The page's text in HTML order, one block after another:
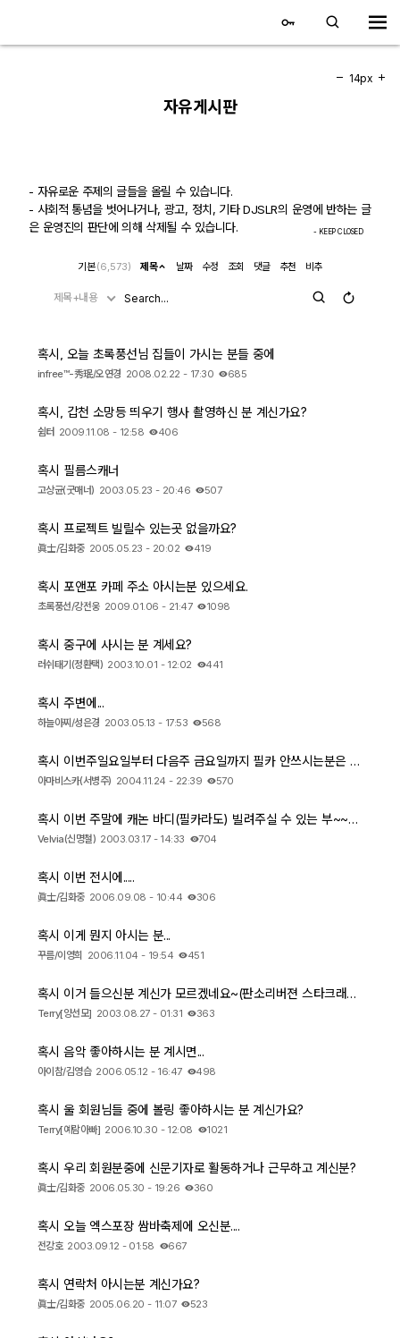
추천 갤러리
전시회 갤러리
오프라인
정보 / 강좌
질문 / 답변
가입인사
출사 정보
출사 소식
출사 여행기
맛집 / 멋집
운영 참여/제안
사이트/홈페이지 소개
자유게시판
14px
- 자유로운 주제의 글들을 올릴 수 있습니다.
- 사회적 통념을 벗어나거나, 광고, 정치, 기타 DJSLR의 운영에 반하는 글
은 운영진의 판단에 의해 삭제될 수 있습니다.
- KEEP CLOSED
기본(6,573) 제목 날짜 수정 조회 댓글 추천 비추
제목+내용
혹시, 오늘 초록풍선님 집들이 가시는 분들 중에
infree™-秀珉/오연경 2008.02.22 - 17:30 685
혹시, 갑천 소망등 띄우기 행사 촬영하신 분 계신가요?
쉼터 2009.11.08 - 12:58 406
혹시 필름스캐너
고상균(굿매너) 2003.05.23 - 20:46 507
혹시 프로젝트 빌릴수 있는곳 없을까요?
眞士/김화중 2005.05.23 - 20:02 419
혹시 포앤포 카페 주소 아시는분 있으세요.
초록풍선/강전웅 2009.01.06 - 21:47 1098
혹시 중구에 사시는 분 계세요?
러쉬태기(정환택) 2003.10.01 - 12:02 441
혹시 주변에...
하늘아찌/성은경 2003.05.13 - 17:53 568
혹시 이번주일요일부터 다음주 금요일까지 필카 안쓰시는분은 빌려주시면 안될까여?
아마비스카(서병주) 2004.11.24 - 22:39 570
혹시 이번 주말에 캐논 바디(필카라도) 빌려주실 수 있는 부~~~운
Velvia(신명철) 2003.03.17 - 14:33 704
혹시 이번 전시에.....
眞士/김화중 2006.09.08 - 10:44 306
혹시 이게 뭔지 아시는 분...
꾸름/이영희 2006.11.04 - 19:54 451
혹시 이거 들으신분 계신가 모르겠네요~(판소리버젼 스타크래프트!!)
Terry[양선모] 2003.08.27 - 01:31 363
혹시 음악 좋아하시는 분 계시면...
아이참/김영습 2006.05.12 - 16:47 498
혹시 울 회원님들 중에 볼링 좋아하시는 분 계신가요?
Terry[예람아빠] 2006.10.30 - 12:08 1021
혹시 우리 회원분중에 신문기자로 활동하거나 근무하고 계신분?
眞士/김화중 2006.05.30 - 19:26 360
혹시 오늘 엑스포장 쌈바축제에 오신분....
전강호 2003.09.12 - 01:58 667
혹시 연락처 아시는분 계신가요?
眞士/김화중 2005.06.20 - 11:07 523